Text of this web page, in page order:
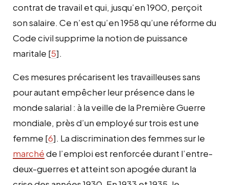
contrat de travail et qui, jusqu’en 1900, perçoit
son salaire. Ce n’est qu’en 1958 qu’une réforme du
Code civil supprime la notion de puissance
maritale [5].
Ces mesures précarisent les travailleuses sans
pour autant empêcher leur présence dans le
monde salarial : à la veille de la Première Guerre
mondiale, près d’un employé sur trois est une
femme [6]. La discrimination des femmes sur le
marchéde l’emploi est renforcée durant l’entre-
deux-guerres et atteint son apogée durant la